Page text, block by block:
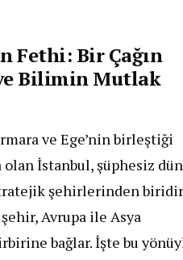
Fethi: Bir Çağın
Bilimin Mutlak
ve Ege’nin birleştiği
İstanbul, şüphesiz
şehirlerinden
Avrupa ile Asya
bağlar. İşte bu